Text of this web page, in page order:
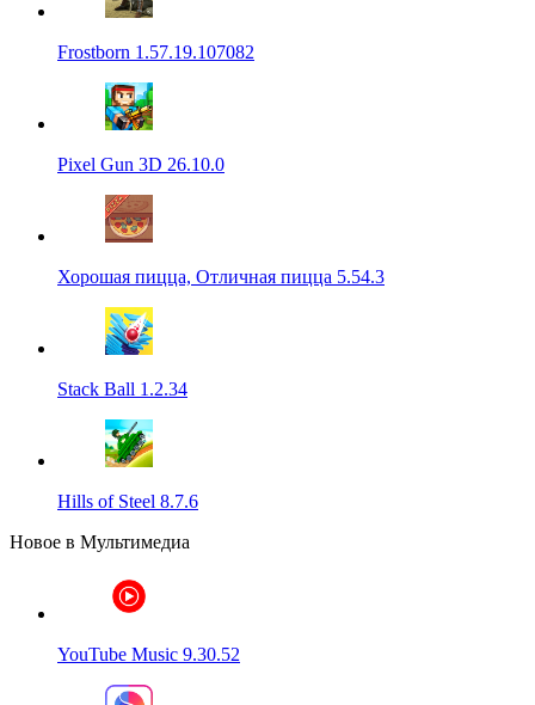
Frostborn 1.57.19.107082
Pixel Gun 3D 26.10.0
Хорошая пицца, Отличная пицца 5.54.3
Stack Ball 1.2.34
Hills of Steel 8.7.6
Новое в Мультимедиа
YouTube Music 9.30.52